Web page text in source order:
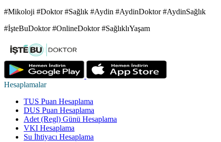
#Mikoloji #Doktor #Sağlık #Aydin #AydinDoktor #AydinSağlık
#İşteBuDoktor #OnlineDoktor #SağlıklıYaşam
Hesaplamalar
TUS Puan Hesaplama
DUS Puan Hesaplama
Adet (Regl) Günü Hesaplama
VKI Hesaplama
Su İhtiyacı Hesaplama